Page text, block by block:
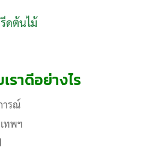
ดต้นไม้
าดีอย่างไร
ารณ์
ทพฯ